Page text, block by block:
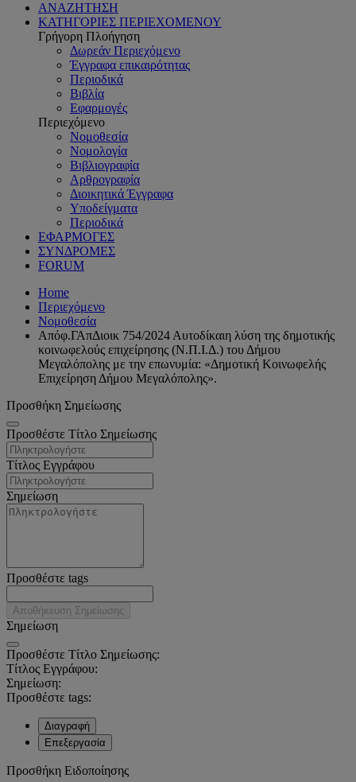
ΑΝΑΖΗΤΗΣΗ
ΚΑΤΗΓΟΡΙΕΣ ΠΕΡΙΕΧΟΜΕΝΟΥ
Γρήγορη Πλοήγηση
Δωρεάν Περιεχόμενο
Έγγραφα επικαιρότητας
Περιοδικά
Βιβλία
Εφαρμογές
Περιεχόμενο
Νομοθεσία
Νομολογία
Βιβλιογραφία
Αρθρογραφία
Διοικητικά Έγγραφα
Υποδείγματα
Περιοδικά
ΕΦΑΡΜΟΓΕΣ
ΣΥΝΔΡΟΜΕΣ
FORUM
Home
Περιεχόμενο
Νομοθεσία
Απόφ.ΓΑπΔιοικ 754/2024 Αυτοδίκαιη λύση της δημοτικής
κοινωφελούς επιχείρησης (Ν.Π.Ι.Δ.) του Δήμου
Μεγαλόπολης με την επωνυμία: «Δημοτική Κοινωφελής
Επιχείρηση Δήμου Μεγαλόπολης».
Προσθήκη Σημείωσης
Προσθέστε Τίτλο Σημείωσης
Τίτλος Εγγράφου
Σημείωση
Προσθέστε tags
Αποθήκευση Σημείωσης
Σημείωση
Προσθέστε Τίτλο Σημείωσης:
Τίτλος Εγγράφου:
Σημείωση:
Προσθέστε tags:
Διαγραφή
Επεξεργασία
Προσθήκη Ειδοποίησης